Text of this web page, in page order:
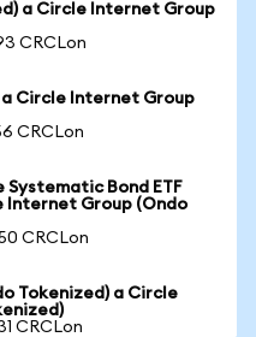
a Circle Internet Group
CRCLon
a Circle Internet Group
CRCLon
Bond ETF
Internet Group (Ondo
CRCLon
Tokenized) a Circle
CRCLon